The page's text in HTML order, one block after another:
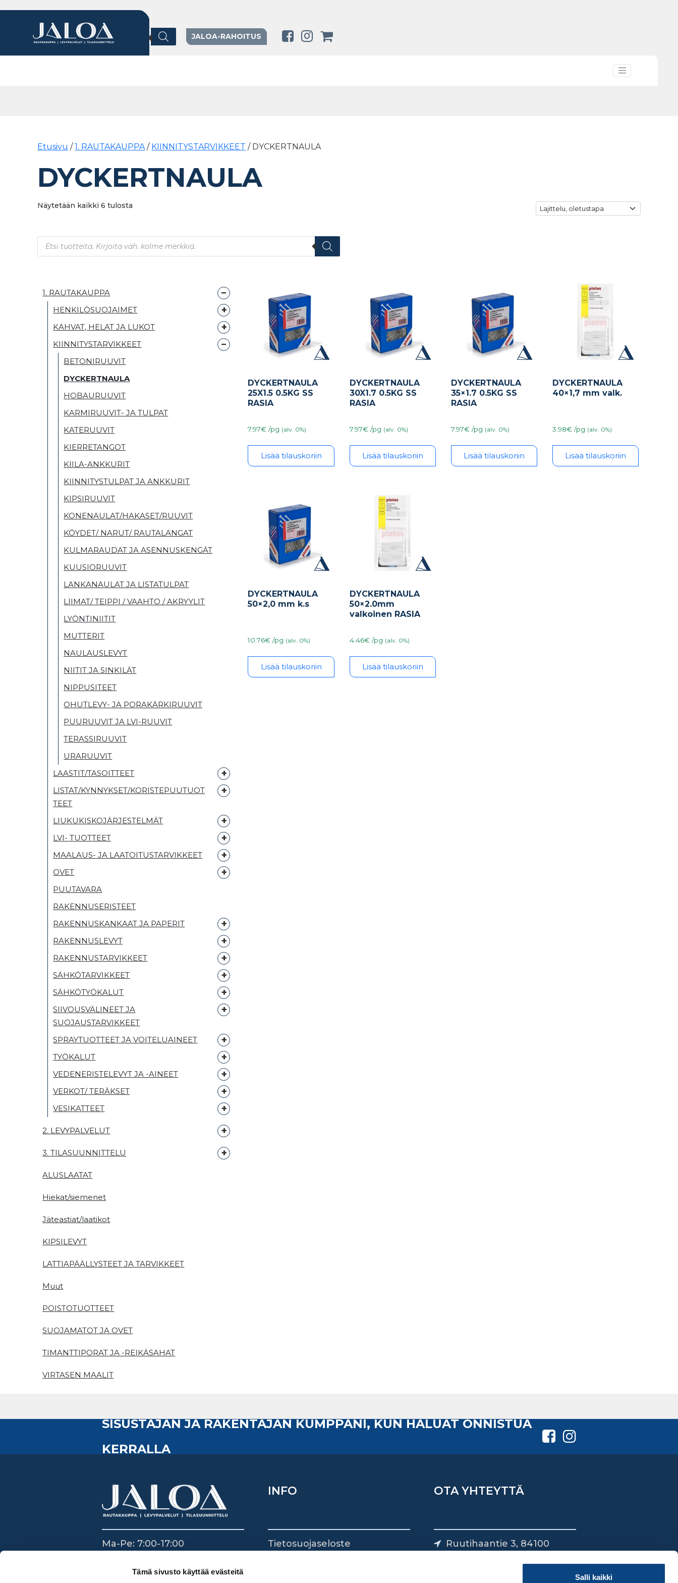
Tämä sivusto käyttää evästeitä
Salli kaikki
Products search
JALOA-RAHOITUS
Etusivu /1. RAUTAKAUPPA / KIINNITYSTARVIKKEET / DYCKERTNAULA
DYCKERTNAULA
Näytetään kaikki 6 tulosta
Products search
1. RAUTAKAUPPA
HENKILÖSUOJAIMET
KAHVAT, HELAT JA LUKOT
KIINNITYSTARVIKKEET
BETONIRUUVIT
DYCKERTNAULA
HOBAURUUVIT
KARMIRUUVIT- JA TULPAT
KATERUUVIT
KIERRETANGOT
KIILA-ANKKURIT
KIINNITYSTULPAT JA ANKKURIT
KIPSIRUUVIT
KONENAULAT/HAKASET/RUUVIT
KÖYDET/ NARUT/ RAUTALANGAT
KULMARAUDAT JA ASENNUSKENGÄT
KUUSIORUUVIT
LANKANAULAT JA LISTATULPAT
LIIMAT/ TEIPPI / VAAHTO / AKRYYLIT
LYÖNTINIITIT
MUTTERIT
NAULAUSLEVYT
NIITIT JA SINKILÄT
NIPPUSITEET
OHUTLEVY- JA PORAKÄRKIRUUVIT
PUURUUVIT JA LVI-RUUVIT
TERASSIRUUVIT
URARUUVIT
LAASTIT/TASOITTEET
LISTAT/KYNNYKSET/KORISTEPUUTUOT
TEET
LIUKUKISKOJÄRJESTELMÄT
LVI- TUOTTEET
MAALAUS- JA LAATOITUSTARVIKKEET
OVET
PUUTAVARA
RAKENNUSERISTEET
RAKENNUSKANKAAT JA PAPERIT
RAKENNUSLEVYT
RAKENNUSTARVIKKEET
SÄHKÖTARVIKKEET
SÄHKÖTYÖKALUT
SIIVOUSVÄLINEET JA
SUOJAUSTARVIKKEET
SPRAYTUOTTEET JA VOITELUAINEET
TYÖKALUT
VEDENERISTELEVYT JA -AINEET
VERKOT/ TERÄKSET
VESIKATTEET
2. LEVYPALVELUT
3. TILASUUNNITTELU
ALUSLAATAT
Hiekat/siemenet
Jäteastiat/laatikot
KIPSILEVYT
LATTIAPÄÄLLYSTEET JA TARVIKKEET
Muut
POISTOTUOTTEET
SUOJAMATOT JA OVET
TIMANTTIPORAT JA -REIKÄSAHAT
VIRTASEN MAALIT
DYCKERTNAULA
25X1.5 0.5KG SS
RASIA
7.97€ /pg (alv. 0%)
Lisää tilauskoriin
DYCKERTNAULA
30X1.7 0.5KG SS
RASIA
7.97€ /pg (alv. 0%)
Lisää tilauskoriin
DYCKERTNAULA
35×1.7 0.5KG SS
RASIA
7.97€ /pg (alv. 0%)
Lisää tilauskoriin
DYCKERTNAULA
40×1,7 mm valk.
3.98€ /pg (alv. 0%)
Lisää tilauskoriin
DYCKERTNAULA
50×2,0 mm k.s
10.76€ /pg (alv. 0%)
Lisää tilauskoriin
DYCKERTNAULA
50×2.0mm
valkoinen RASIA
4.46€ /pg (alv. 0%)
Lisää tilauskoriin
SISUSTAJAN JA RAKENTAJAN KUMPPANI, KUN HALUAT ONNISTUA
KERRALLA
Ma-Pe: 7:00-17:00
Su: Suljettu
INFO
Tietosuojaseloste
OTA YHTEYTTÄ
Ruutihaantie 3, 84100